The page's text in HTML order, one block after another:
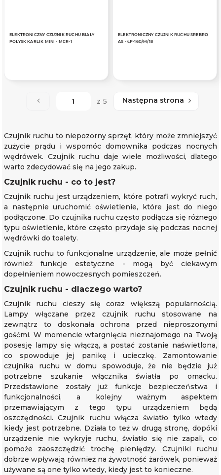
ELEKTRONICZNY CZUJNIK RUCHU BIAŁY
POŁYSK KARLIK MINI - MCR-1
ELEKTRONICZNY CZUJNIK RUCHU SREBRO
AS - ŁP-16G/M/18
z 5 Następna strona
Czujnik ruchu to niepozorny sprzęt, który może zmniejszyć
zużycie prądu i wspomóc domownika podczas nocnych
wędrówek. Czujnik ruchu daje wiele możliwości, dlatego
warto zdecydować się na jego zakup.
Czujnik ruchu - co to jest?
Czujnik ruchu jest urządzeniem, które potrafi wykryć ruch,
a następnie uruchomić oświetlenie, które jest do niego
podłączone. Do czujnika ruchu często podłącza się różnego
typu oświetlenie, które często przydaje się podczas nocnej
wędrówki do toalety.
Czujnik ruchu to funkcjonalne urządzenie, ale może pełnić
również funkcje estetyczne - mogą być ciekawym
dopełnieniem nowoczesnych pomieszczeń.
Czujnik ruchu - dlaczego warto?
Czujnik ruchu cieszy się coraz większą popularnością.
Lampy włączane przez czujnik ruchu stosowane na
zewnątrz to doskonała ochrona przed nieproszonymi
gośćmi. W momencie wtargnięcia nieznajomego na Twoją
posesję lampy się włączą, a postać zostanie naświetlona,
co spowoduje jej panikę i ucieczkę. Zamontowanie
czujnika ruchu w domu spowoduje, że nie będzie już
potrzebne szukanie włącznika światła po omacku.
Przedstawione zostały już funkcje bezpieczeństwa i
funkcjonalności, a kolejny ważnym aspektem
przemawiającym z tego typu urządzeniem będą
oszczędności. Czujnik ruchu włącza światło tylko wtedy
kiedy jest potrzebne. Działa to też w drugą stronę, dopóki
urządzenie nie wykryje ruchu, światło się nie zapali, co
pomoże zaoszczędzić trochę pieniędzy. Czujniki ruchu
dobrze wpływają również na żywotność żarówek, ponieważ
używane są one tylko wtedy, kiedy jest to konieczne.